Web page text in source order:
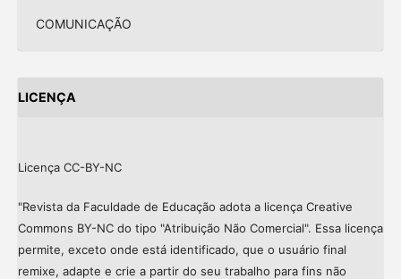
COMUNICAÇÃO
LICENÇA
Licença CC-BY-NC
"Revista da Faculdade de Educação adota a licença Creative
Commons BY-NC do tipo "Atribuição Não Comercial". Essa licença
permite, exceto onde está identificado, que o usuário final
remixe, adapte e crie a partir do seu trabalho para fins não